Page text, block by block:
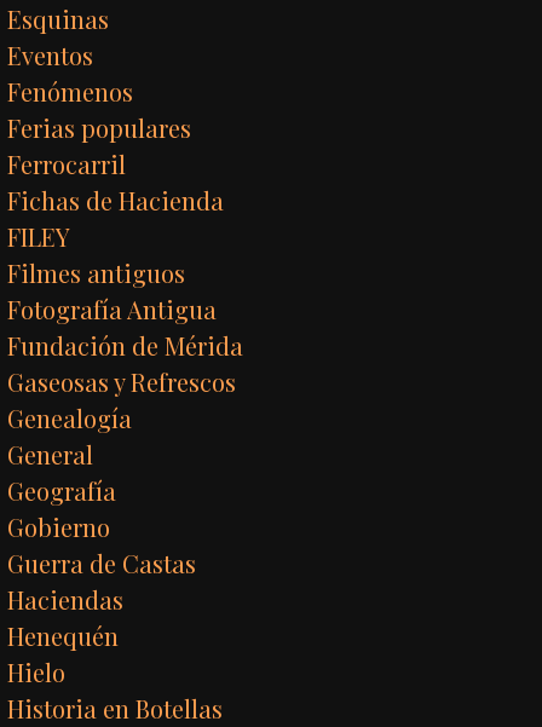
Esquinas
Eventos
Fenómenos
Ferias populares
Ferrocarril
Fichas de Hacienda
FILEY
Filmes antiguos
Fotografía Antigua
Fundación de Mérida
Gaseosas y Refrescos
Genealogía
General
Geografía
Gobierno
Guerra de Castas
Haciendas
Henequén
Hielo
Historia en Botellas